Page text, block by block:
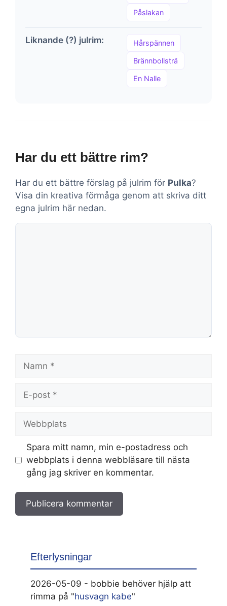
Påslakan
Liknande (?) julrim: Hårspännen
Brännbollsträ
En Nalle
Har du ett bättre rim?
Har du ett bättre förslag på julrim för Pulka?
Visa din kreativa förmåga genom att skriva ditt
egna julrim här nedan.
Kommentar
post
Spara mitt namn, min e-postadress och
webbplats i denna webbläsare till nästa
gång jag skriver en kommentar.
Efterlysningar
2026-05-09 - bobbie behöver hjälp att
rimma på "husvagn kabe"